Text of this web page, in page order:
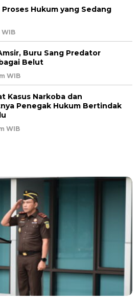
Hukum yang Sedang
WIB
Buru Sang Predator
Belut
WIB
Kasus Narkoba dan
Penegak Hukum Bertindak
WIB